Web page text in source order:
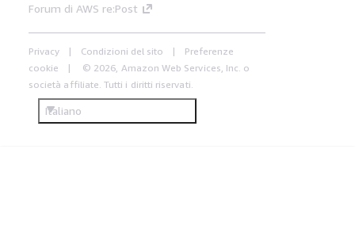
Forum di AWS re:Post
Privacy Condizioni del sito
Preferenze
cookie
© 2026, Amazon Web Services, Inc. o
società affiliate. Tutti i diritti riservati.
Italiano